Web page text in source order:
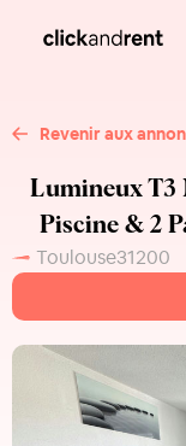
Revenir aux
Lumineux T3
Piscine & 2
Toulouse31200